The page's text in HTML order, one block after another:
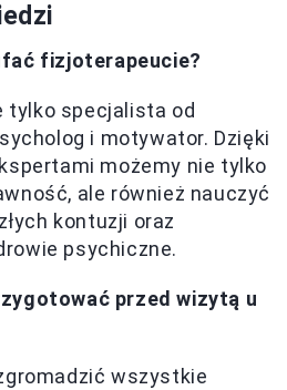
fizjoterapeucie?
tylko specjalista od
i motywator. Dzięki
możemy nie tylko
ale również nauczyć
kontuzji oraz
psychiczne.
przed wizytą u
wszystkie